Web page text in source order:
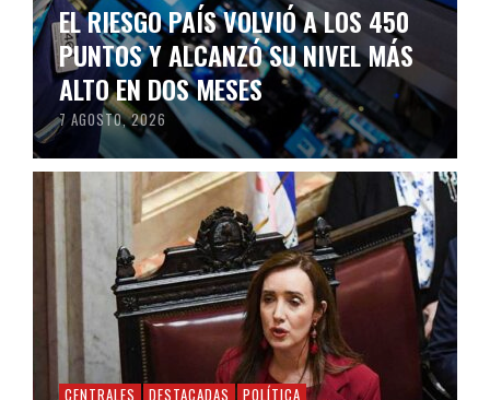
EL RIESGO PAÍS VOLVIÓ A LOS 450
PUNTOS Y ALCANZÓ SU NIVEL MÁS
ALTO EN DOS MESES
7 AGOSTO, 2026
CENTRALES DESTACADAS POLÍTICA